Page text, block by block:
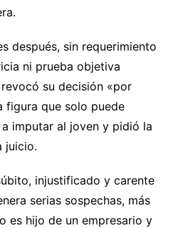
después, sin requerimiento
ni prueba objetiva
su decisión «por
figura que solo puede
imputar al joven y pidió la
juicio.
injustificado y carente
serias sospechas, más
es hijo de un empresario y